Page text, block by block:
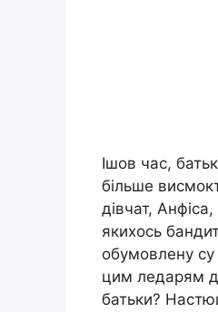
Ішов час,
більше
дівчат,
якихось
обумовлену
цим ледарям
батьки?